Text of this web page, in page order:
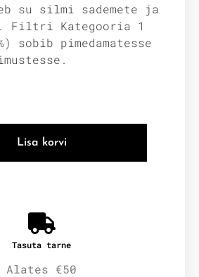
su silmi sademete ja
Filtri Kategooria 1
sobib pimedamatesse
Lisa korvi
Tasuta tarne
Alates €50